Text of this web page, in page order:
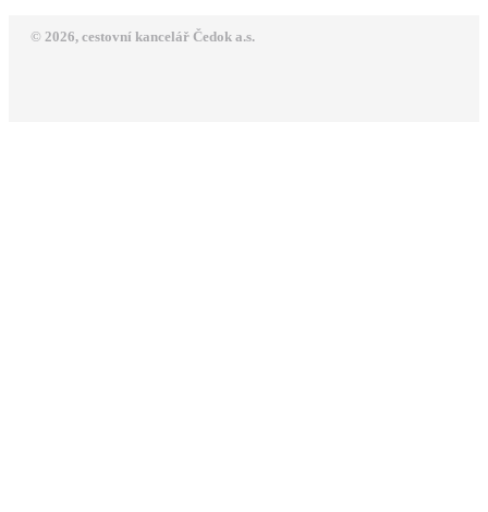
© 2026, cestovní kancelář Čedok a.s.